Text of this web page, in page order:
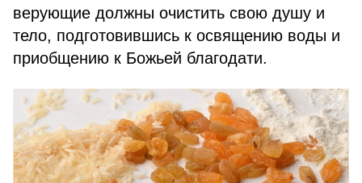
верующие должны очистить свою душу и
тело, подготовившись к освящению воды и
приобщению к Божьей благодати.